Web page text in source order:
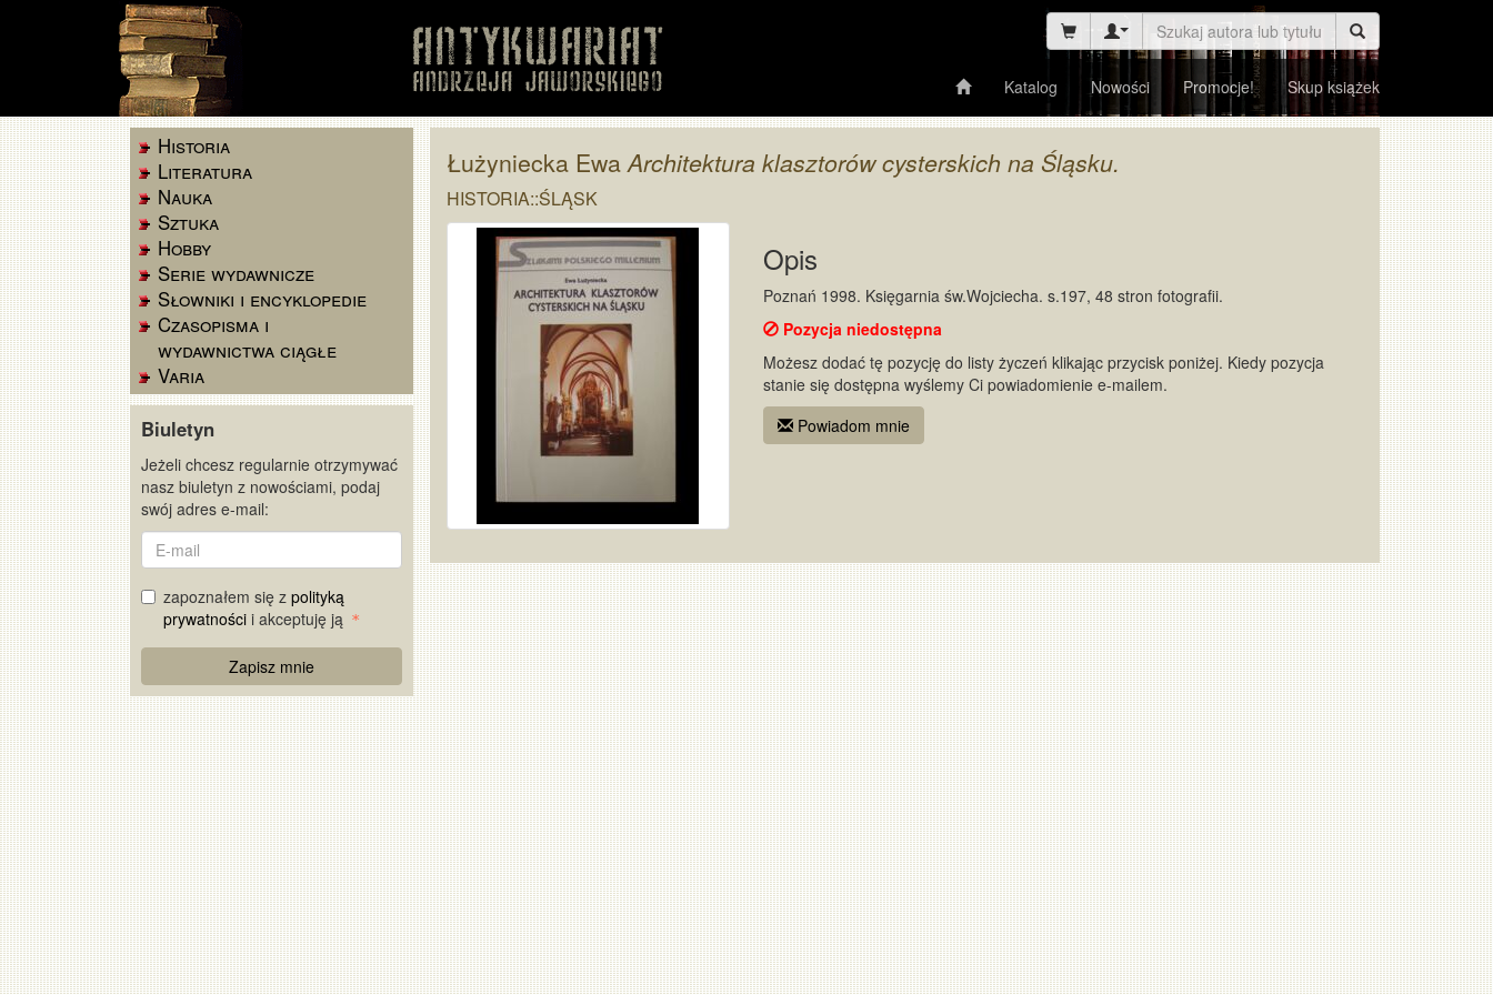
Katalog Nowości Promocje! Skup książek
Historia
Literatura
Nauka
Sztuka
Hobby
Serie wydawnicze
Słowniki i encyklopedie
Czasopisma i
wydawnictwa ciągłe
Varia
Biuletyn
Jeżeli chcesz regularnie otrzymywać
nasz biuletyn z nowościami, podaj
swój adres e-mail:
E-
mail
zapoznałem się z polityką
prywatności i akceptuję ją
Captcha
Zapisz mnie
Łużyniecka EwaArchitektura klasztorów cysterskich na Śląsku.
HISTORIA::ŚLĄSK
Opis
Poznań 1998. Księgarnia św.Wojciecha. s.197, 48 stron fotografii.
Pozycja niedostępna
Możesz dodać tę pozycję do listy życzeń klikając przycisk poniżej. Kiedy pozycja
stanie się dostępna wyślemy Ci powiadomienie e-mailem.
Powiadom mnie